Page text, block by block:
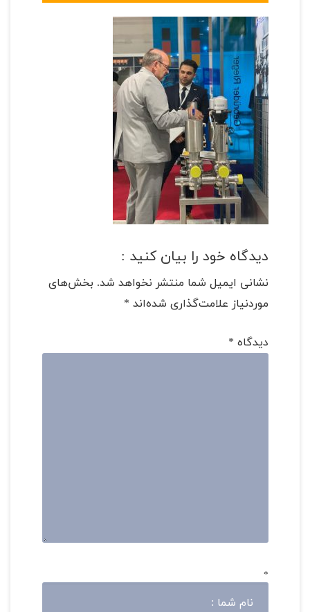
دیدگاه خود را بیان کنید :
نشانی ایمیل شما منتشر نخواهد شد. بخش‌های
موردنیاز علامت‌گذاری شده‌اند *
دیدگاه *
*